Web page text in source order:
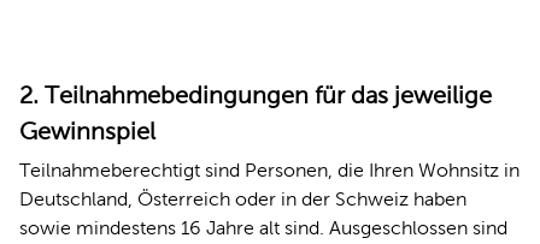
2. Teilnahmebedingungen für das jeweilige
Gewinnspiel
Teilnahmeberechtigt sind Personen, die Ihren Wohnsitz in
Deutschland, Österreich oder in der Schweiz haben
sowie mindestens 16 Jahre alt sind. Ausgeschlossen sind